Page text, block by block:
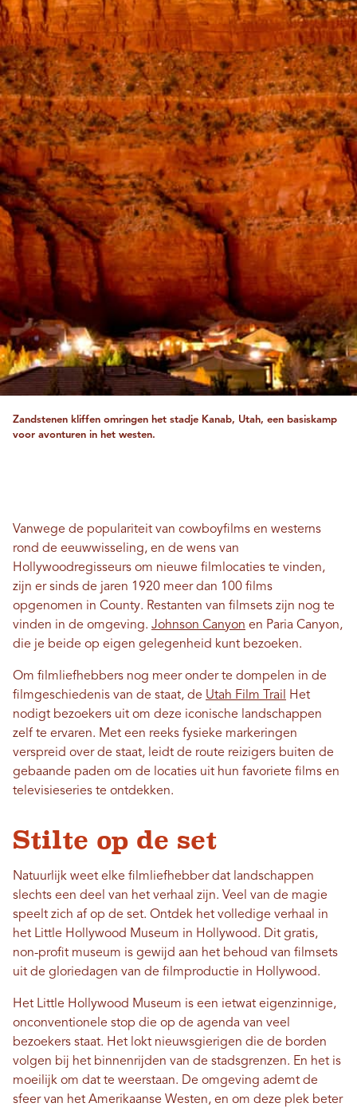
Zandstenen kliffen omringen het stadje Kanab, Utah, een basiskamp
voor avonturen in het westen.
Vanwege de populariteit van cowboyfilms en westerns
rond de eeuwwisseling, en de wens van
Hollywoodregisseurs om nieuwe filmlocaties te vinden,
zijn er sinds de jaren 1920 meer dan 100 films
opgenomen in County. Restanten van filmsets zijn nog te
vinden in de omgeving. Johnson Canyon en Paria Canyon,
die je beide op eigen gelegenheid kunt bezoeken.
Om filmliefhebbers nog meer onder te dompelen in de
filmgeschiedenis van de staat, de Utah Film Trail
Het
nodigt bezoekers uit om deze iconische landschappen
zelf te ervaren. Met een reeks fysieke markeringen
verspreid over de staat, leidt de route reizigers buiten de
gebaande paden om de locaties uit hun favoriete films en
televisieseries te ontdekken.
Stilte op de set
Natuurlijk weet elke filmliefhebber dat landschappen
slechts een deel van het verhaal zijn. Veel van de magie
speelt zich af op de set. Ontdek het volledige verhaal in
het Little Hollywood Museum in Hollywood. Dit gratis,
non-profit museum is gewijd aan het behoud van filmsets
uit de gloriedagen van de filmproductie in Hollywood.
Het Little Hollywood Museum is een ietwat eigenzinnige,
onconventionele stop die op de agenda van veel
bezoekers staat. Het lokt nieuwsgierigen die de borden
volgen bij het binnenrijden van de stadsgrenzen. En het is
moeilijk om dat te weerstaan. De omgeving ademt de
sfeer van het Amerikaanse Westen, en om deze plek beter